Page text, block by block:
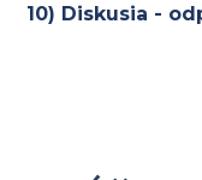
10) Diskusia -